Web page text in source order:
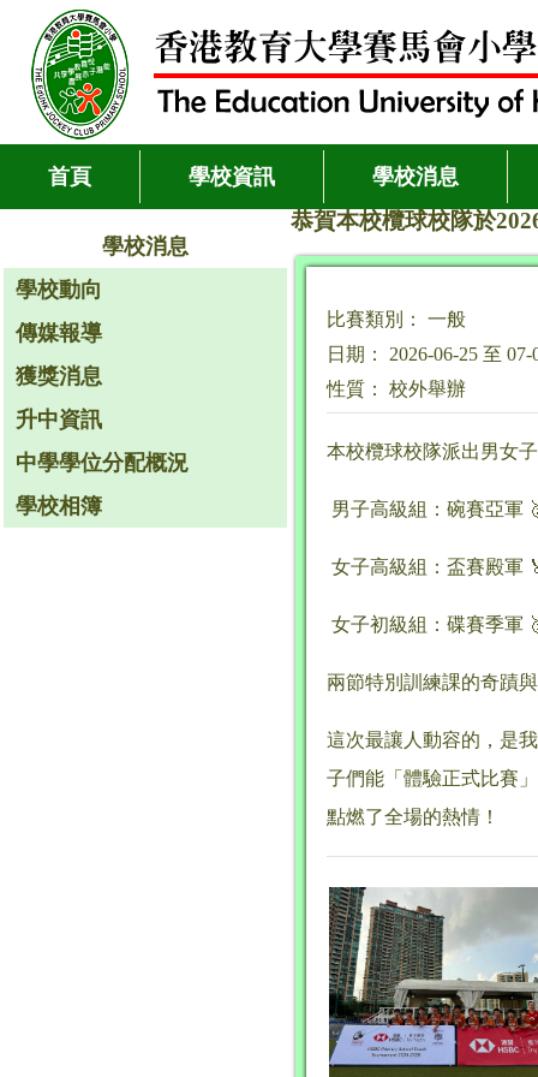
首頁 學校資訊 學校消息
學校消息
學校動向
傳媒報導
獲獎消息
升中資訊
中學學位分配概況
學校相簿
恭賀本校欖球校隊於
比賽類別： 一般
日期： 2026-06-25 至 07-
性質： 校外舉辦
本校欖球校隊派出男女
男子高級組：碗賽亞軍
女子高級組：盃賽殿軍
女子初級組：碟賽季軍
兩節特別訓練課的奇蹟
這次最讓人動容的，是
子們能「體驗正式比賽
點燃了全場的熱情！